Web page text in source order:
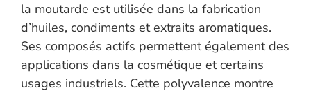
la moutarde est utilisée dans la fabrication
d’huiles, condiments et extraits aromatiques.
Ses composés actifs permettent également des
applications dans la cosmétique et certains
usages industriels. Cette polyvalence montre